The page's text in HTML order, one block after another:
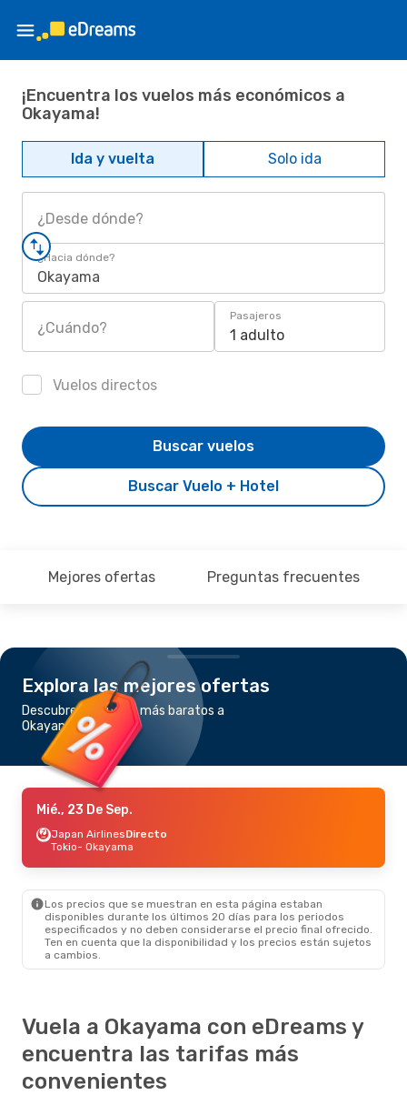
¡Encuentra los vuelos más económicos a
Okayama!
Ida y vuelta Solo ida
¿Desde dónde?
¿Hacia dónde?
Okayama
¿Cuándo?
Pasajeros
1 adulto
Vuelos directos
Buscar Vuelo + Hotel
Buscar vuelos
Mejores ofertas Preguntas frecuentes
Explora las mejores ofertas
Descubre los vuelos más baratos a
Okayama
Mié., 23 De Sep.
Japan AirlinesDirecto
Tokio- Okayama
Los precios que se muestran en esta página estaban
disponibles durante los últimos 20 días para los periodos
especificados y no deben considerarse el precio final ofrecido.
Ten en cuenta que la disponibilidad y los precios están sujetos
a cambios.
Vuela a Okayama con eDreams y
encuentra las tarifas más
convenientes